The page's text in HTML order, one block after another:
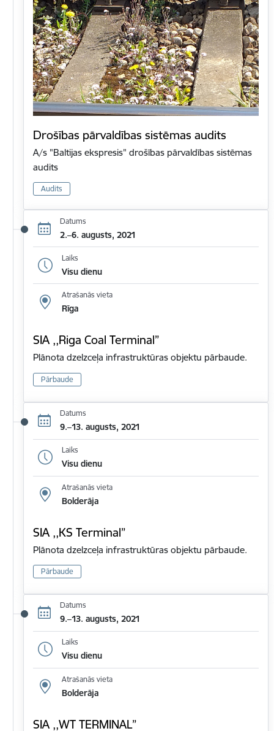
Drošības pārvaldības sistēmas audits
A/s "Baltijas ekspresis" drošības pārvaldības sistēmas
audits
Audits
Datums
2.–6. augusts, 2021
Laiks
Visu dienu
Atrašanās vieta
Rīga
SIA ,,Riga Coal Terminal”
Plānota dzelzceļa infrastruktūras objektu pārbaude.
Pārbaude
Datums
9.–13. augusts, 2021
Laiks
Visu dienu
Atrašanās vieta
Bolderāja
SIA ,,KS Terminal”
Plānota dzelzceļa infrastruktūras objektu pārbaude.
Pārbaude
Datums
9.–13. augusts, 2021
Laiks
Visu dienu
Atrašanās vieta
Bolderāja
SIA ,,WT TERMINAL”